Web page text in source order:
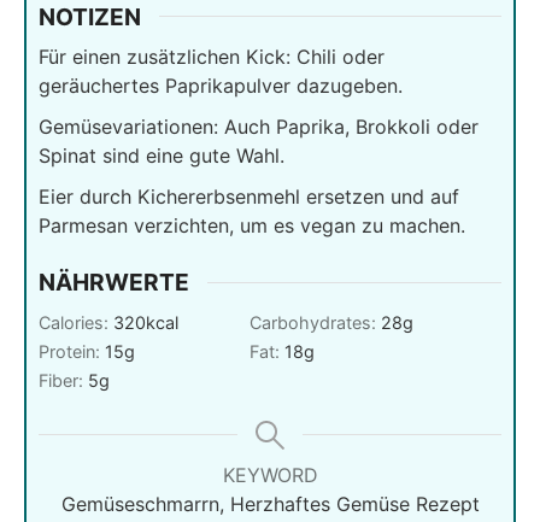
NOTIZEN
Für einen zusätzlichen Kick: Chili oder
geräuchertes Paprikapulver dazugeben.
Gemüsevariationen: Auch Paprika, Brokkoli oder
Spinat sind eine gute Wahl.
Eier durch Kichererbsenmehl ersetzen und auf
Parmesan verzichten, um es vegan zu machen.
NÄHRWERTE
Calories: 320kcal Carbohydrates: 28g
Protein: 15g Fat: 18g
Fiber: 5g
KEYWORD
Gemüseschmarrn, Herzhaftes Gemüse Rezept